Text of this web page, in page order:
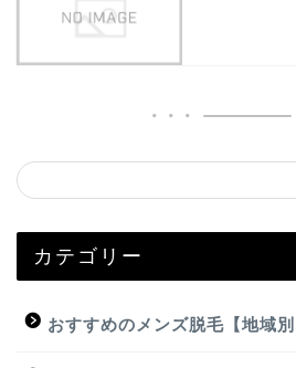
カテゴリー
おすすめのメンズ脱毛【地域別